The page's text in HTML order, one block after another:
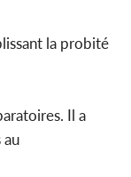
la probité
Il a
au